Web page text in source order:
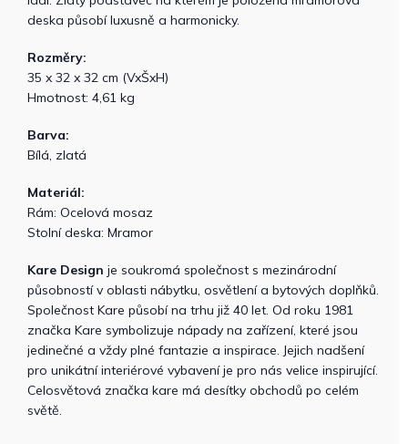
deska působí luxusně a harmonicky.
Rozměry:
35 x 32 x 32 cm (VxŠxH)
Hmotnost: 4,61 kg
Barva:
Bílá, zlatá
Materiál:
Rám: Ocelová mosaz
Stolní deska: Mramor
Kare Design je soukromá společnost s mezinárodní
působností v oblasti nábytku, osvětlení a bytových doplňků.
Společnost Kare působí na trhu již 40 let. Od roku 1981
značka Kare symbolizuje nápady na zařízení, které jsou
jedinečné a vždy plné fantazie a inspirace. Jejich nadšení
pro unikátní interiérové ​​vybavení je pro nás velice inspirující.
Celosvětová značka kare má desítky obchodů po celém
světě.